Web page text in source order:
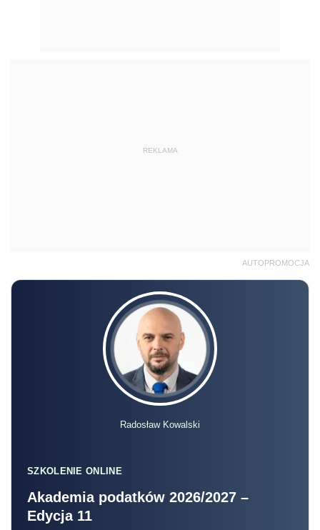
REKLAMA
AUTOPROMOCJA
Radosław Kowalski
SZKOLENIE ONLINE
Akademia podatków 2026/2027 –
Edycja 11